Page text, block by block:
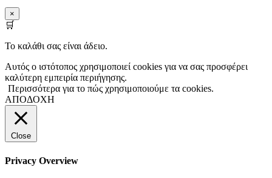
×
🛒
Το καλάθι σας είναι άδειο.
Αυτός ο ιστότοπος χρησιμοποιεί cookies για να σας προσφέρει
καλύτερη εμπειρία περιήγησης.
Περισσότερα για το πώς χρησιμοποιούμε τα cookies.
ΑΠΟΔΟΧΗ
Close
Privacy Overview